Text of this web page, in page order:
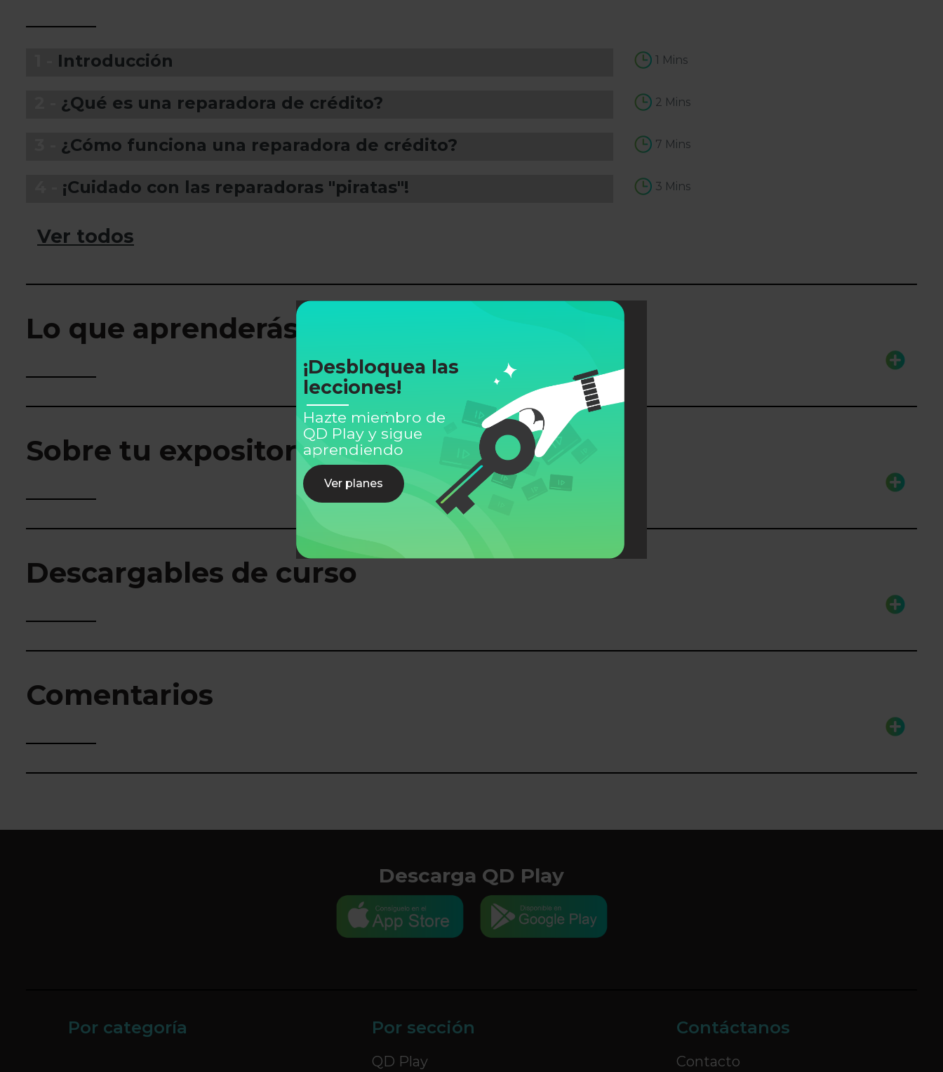
¡Desbloquea las
lecciones!
Hazte miembro de
QD Play y sigue
aprendiendo
Ver planes
Introducción 1 Mins
¿Qué es una reparadora de crédito? 2 Mins
¿Cómo funciona una reparadora de crédito? 7 Mins
¡Cuidado con las reparadoras "piratas"! 3 Mins
Ver todos
Lo que aprenderás
Sobre tu expositor
Descargables de curso
Comentarios
Descarga QD Play
Por categoría Por sección
QD Play
Contáctanos
Contacto